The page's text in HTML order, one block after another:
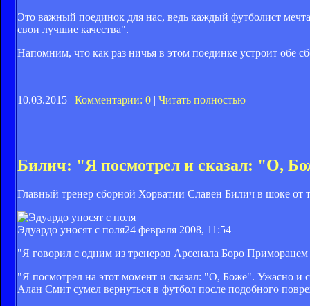
Это важный поединок для нас, ведь каждый футболист
свои лучшие качества".
Напомним, что как раз ничья в этом поединке устроит обе
10.03.2015 | Комментарии: 0 | Читать полностью
Билич: "Я посмотрел и сказал: "О,
Главный тренер сборной Хорватии Славен Билич в шоке от
Эдуардо уносят с поля24 февраля 2008, 11:54
"Я говорил с одним из тренеров Арсенала Боро
"Я посмотрел на этот момент и сказал: "О, Боже". Ужасно и
Алан Смит сумел вернуться в футбол после подобного